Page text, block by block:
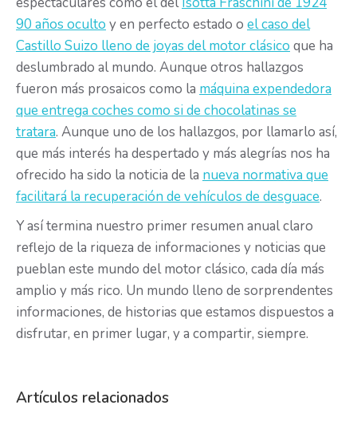
90 años oculto y en perfecto estado o el caso del
Castillo Suizo lleno de joyas del motor clásico que ha
deslumbrado al mundo. Aunque otros hallazgos
fueron más prosaicos como la máquina expendedora
que entrega coches como si de chocolatinas se
tratara. Aunque uno de los hallazgos, por llamarlo así,
que más interés ha despertado y más alegrías nos ha
ofrecido ha sido la noticia de la nueva normativa que
facilitará la recuperación de vehículos de desguace.
Y así termina nuestro primer resumen anual claro
reflejo de la riqueza de informaciones y noticias que
pueblan este mundo del motor clásico, cada día más
amplio y más rico. Un mundo lleno de sorprendentes
informaciones, de historias que estamos dispuestos a
disfrutar, en primer lugar, y a compartir, siempre.
Artículos relacionados